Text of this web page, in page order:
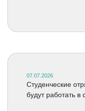
07.07.2026
Студенческие
будут работать в